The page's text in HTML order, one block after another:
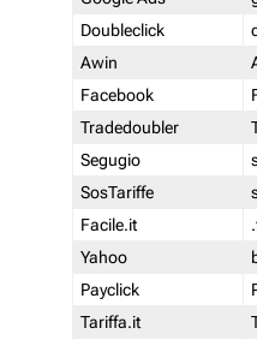
Doubleclick
Awin
Facebook
Tradedoubler
Segugio
SosTariffe
Facile.it
Yahoo
Payclick
Tariffa.it